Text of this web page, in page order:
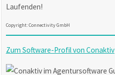
Laufenden!
Copyright: Connectivity GmbH
Zum Software-Profil von Conaktiv